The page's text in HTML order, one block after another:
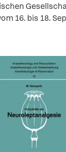
16. bis 18.